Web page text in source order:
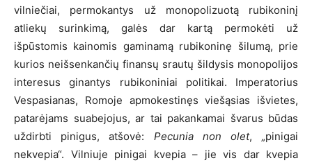
vilniečiai, permokantys už monopolizuotą rubikoninį
atliekų surinkimą, galės dar kartą permokėti už
išpūstomis kainomis gaminamą rubikoninę šilumą, prie
kurios neišsenkančių finansų srautų šildysis monopolijos
interesus ginantys rubikoniniai politikai. Imperatorius
Vespasianas, Romoje apmokestinęs viešąsias išvietes,
patarėjams suabejojus, ar tai pakankamai švarus būdas
uždirbti pinigus, atšovė: Pecunia non olet, „pinigai
nekvepia“. Vilniuje pinigai kvepia – jie vis dar kvepia